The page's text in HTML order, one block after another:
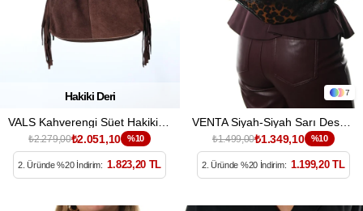
₺2.279,00₺2.051,10 %10
2. Üründe %20 İndirim: 1.823,20 TL
Hakiki Deri 7
VENTA Siyah-Siyah Sarı Desenli Kadın Büyük Bel Çantası
₺1.499,00₺1.349,10 %10
2. Üründe %20 İndirim: 1.199,20 TL